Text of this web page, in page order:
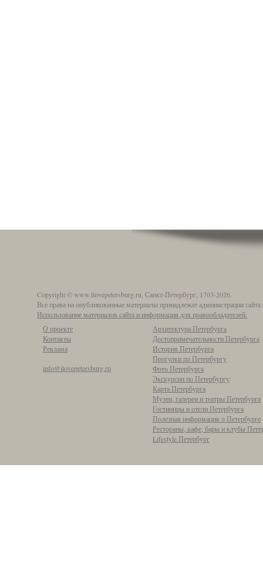
Copyright © www.ilovepetersburg.ru, Санкт-Петербург, 1703-2026.
Все права на опубликованные материалы принадлежат администрации
Использование материалов сайта и информация для правообладателей.
О проекте
Контакты
Реклама
info@ilovepetersburg.ru
Архитектура Петербурга
Достопримечательности Петербурга
История Петербурга
Прогулки по Петербургу
Фото Петербурга
Экскурсии по Петербургу
Карта Петербурга
Музеи, галереи и театры Петербурга
Гостиницы и отели Петербурга
Полезная информация о Петербурге
Рестораны, кафе, бары и клубы
Lifestyle Петербург